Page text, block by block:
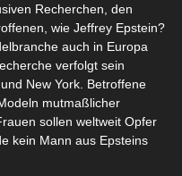
Privatsphäre
und/oder greifen auf
Gerät zu und verarbeiten
Kennungen und
Gerät für personalisierte
Inhaltsmessung,
gesendet
und unsere 1538 Partner
und Kenndaten
Recherchen, den
wie Jeffrey Epstein?
auch in Europa
verfolgt sein
New York. Betroffene
mutmaßlicher
sollen weltweit Opfer
kein Mann aus Epsteins